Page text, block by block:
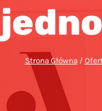
Strona Główna /